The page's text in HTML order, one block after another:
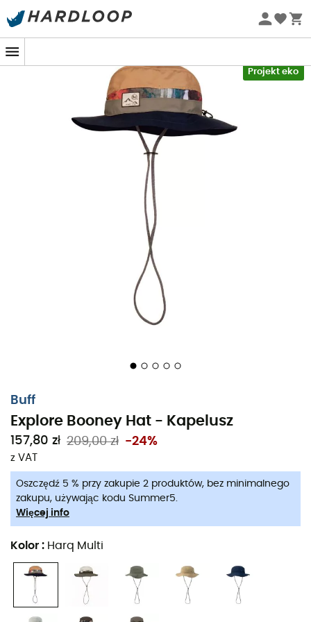
Letnie promocje 🔥 -5% DODATKOWO przy zakupie 2
Projekt eko
Buff
Explore Booney Hat - Kapelusz
157,80 zł 209,00 zł -24%
z VAT
Oszczędź 5 % przy zakupie 2 produktów, bez minimalnego
zakupu, używając kodu Summer5.
Więcej info
Kolor : Harq Multi
Kapelusz Booney Hat opracowany przez markę
zarówno estetyczny, jak i praktyczny. Podczas
słonecznych dni w